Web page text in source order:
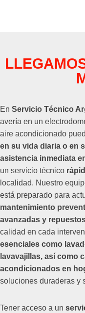
En Servicio Técnico
avería en un
aire acondicionado
en su vida diaria o en
asistencia inmediata
un servicio técnico
localidad. Nuestro
está preparado para
mantenimiento
avanzadas y
calidad en cada
esenciales como
lavavajillas, así como
acondicionados en
soluciones duraderas y
Tener acceso a un